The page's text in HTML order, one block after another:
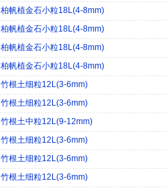
柏帆植金石小粒18L(4-8mm)
柏帆植金石小粒18L(4-8mm)
柏帆植金石小粒18L(4-8mm)
柏帆植金石小粒18L(4-8mm)
竹根土细粒12L(3-6mm)
竹根土细粒12L(3-6mm)
竹根土中粒12L(9-12mm)
竹根土细粒12L(3-6mm)
竹根土细粒12L(3-6mm)
竹根土细粒12L(3-6mm)